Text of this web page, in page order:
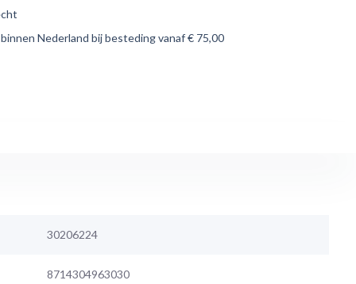
Nederland bij besteding vanaf € 75,00
30206224
8714304963030